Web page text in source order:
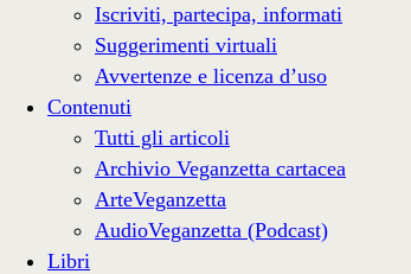
Iscriviti, partecipa, informati
Suggerimenti virtuali
Avvertenze e licenza d’uso
Contenuti
Tutti gli articoli
Archivio Veganzetta cartacea
ArteVeganzetta
AudioVeganzetta (Podcast)
Libri